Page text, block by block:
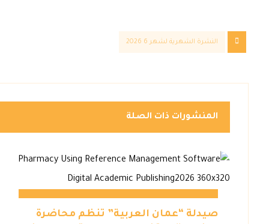
النشرة الشهرية لشهر 6 2026
المنشورات ذات الصلة
صيدلة “عمان العربية” تنظم محاضرة